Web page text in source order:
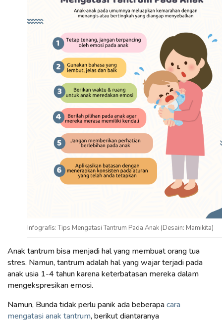
Infografis: Tips Mengatasi Tantrum Pada Anak (Desain: Mamikita)
Anak tantrum bisa menjadi hal yang membuat orang tua
stres. Namun, tantrum adalah hal yang wajar terjadi pada
anak usia 1-4 tahun karena keterbatasan mereka dalam
mengekspresikan emosi.
Namun, Bunda tidak perlu panik ada beberapacara
mengatasi anak tantrum, berikut diantaranya